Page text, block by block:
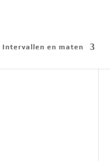
Intervallen en maten